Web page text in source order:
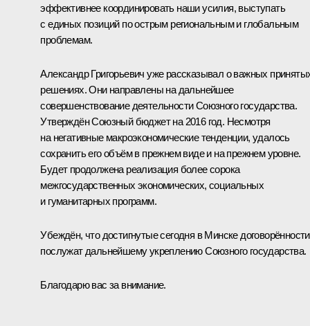
эффективнее координировать наши усилия, выступать
с единых позиций по острым региональным и глобальным
проблемам.
Александр Григорьевич уже рассказывал о важных
решениях. Они направлены на дальнейшее
совершенствование деятельности Союзного государства.
Утверждён Союзный бюджет на 2016 год. Несмотря
на негативные макроэкономические тенденции, удалось
сохранить его объём в прежнем виде и на прежнем уровне.
Будет продолжена реализация более сорока
межгосударственных экономических, социальных
и гуманитарных программ.
Убеждён, что достигнутые сегодня в Минске договорённости
послужат дальнейшему укреплению Союзного государства.
Благодарю вас за внимание.